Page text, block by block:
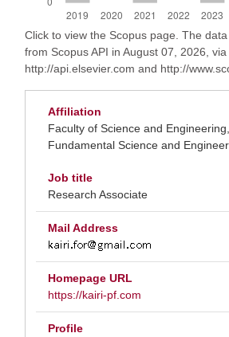
Click to view the Scopus page. The
from Scopus API in August 07, 2026, via
http://api.elsevier.com and http://
Affiliation
Faculty of Science and
Fundamental Science and
Job title
Research Associate
Mail Address
Homepage URL
https://kairi-pf.com
Profile